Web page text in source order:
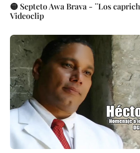
🟡 Septeto Awa Brava - ¨Los
Videoclip